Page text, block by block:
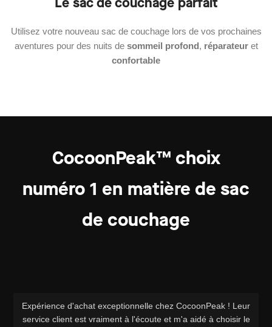
Utilisez votre nouveau sac de couchage lors de vos prochaines
aventures pour des nuits de sommeil profond, réparateuret
confortable
CocoonPeak™ choix
numéro 1 en matière de sac
de couchage
Expérience d'achat exceptionnelle chez CocoonPeak ! Leur
service client est vraiment à l'écoute et m'a aidé à choisir le